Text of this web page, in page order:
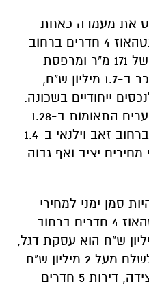
את מעמדה כאחת
השכונות החזקות בעיר. פנטהאוז 4 חדרים ברחוב
משה קהירי, עם שטח בנוי של 171 מ"ר ומרפסת
ענקית של כ-100 מ"ר, שנמכר ב-1.7 מיליון ש"ח,
ייחודיים בשכונה.
גם דירת 4 חדרים ברחוב הערים התאומות ב-1.28
מיליון ש"ח ודירת 5 חדרים ברחוב זאב וילנאי ב-1.4
יציב ואף גבוה
סמן ימני למחירי
הפרימיום בבאר שבע. פנטהאוז 4 חדרים ברחוב
קדרון שנמכר ב-2.2 מיליון ש"ח הוא עסקת דגל,
המעידה שיש קהל שמוכן לשלם מעל 2 מיליון ש"ח
עבור מוצר איכותי בעיר. לצידה, דירות 5 חדרים